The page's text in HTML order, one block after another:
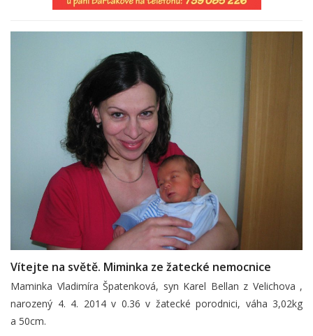
Vítejte na světě. Miminka ze žatecké nemocnice
Maminka Vladimíra Špatenková, syn Karel Bellan z Velichova ,
narozený 4. 4. 2014 v 0.36 v žatecké porodnici, váha 3,02kg
a 50cm.